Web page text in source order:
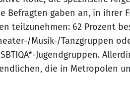
Befragten gaben an, in ihrer
teilzunehmen: 62 Prozent
Musik-/Tanzgruppen
Jugendgruppen.
die in Metropolen